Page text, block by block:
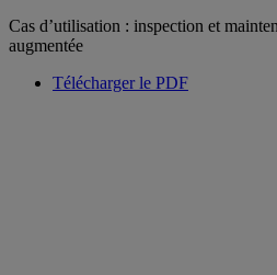
Cas d’utilisation : inspection et
augmentée
Télécharger le PDF